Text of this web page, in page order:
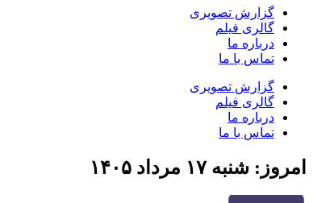
گزارش تصویری
گالری فیلم
درباره ما
تماس با ما
گزارش تصویری
گالری فیلم
درباره ما
تماس با ما
امروز: شنبه ۱۷ مرداد ۱۴۰۵